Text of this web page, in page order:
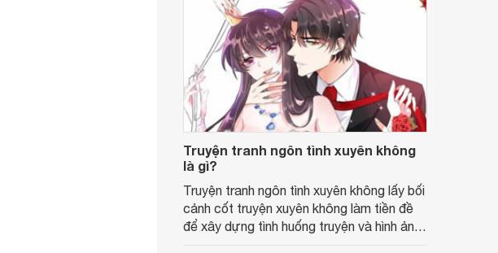
Truyện tranh ngôn tình xuyên không
là gì?
Truyện tranh ngôn tình xuyên không lấy bối
cảnh cốt truyện xuyên không làm tiền đề
để xây dựng tình huống truyện và hình ảnh